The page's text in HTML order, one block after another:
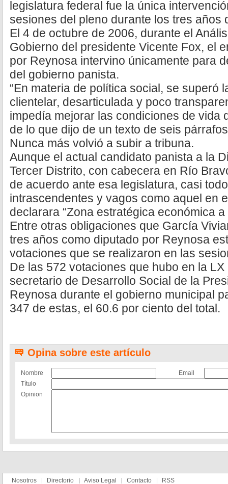
legislatura federal fue la única
sesiones del pleno durante los tres años
El 4 de octubre de 2006, durante el
Gobierno del presidente Vicente Fox, el
por Reynosa intervino únicamente para
del gobierno panista.
“En materia de política social, se superó
clientelar, desarticulada y poco
impedía mejorar las condiciones de vida
de lo que dijo de un texto de seis
Nunca más volvió a subir a tribuna.
Aunque el actual candidato panista a la
Tercer Distrito, con cabecera en Río
de acuerdo ante esa legislatura, casi
intrascendentes y vagos como aquel en
declarara “Zona estratégica económica
Entre otras obligaciones que García
tres años como diputado por Reynosa
votaciones que se realizaron en las
De las 572 votaciones que hubo en la
secretario de Desarrollo Social de la
Reynosa durante el gobierno municipal
347 de estas, el 60.6 por ciento del total.
Opina sobre este artículo
Nombre
Email
Título
Opinion
Nosotros Directorio Aviso Legal Contacto RSS